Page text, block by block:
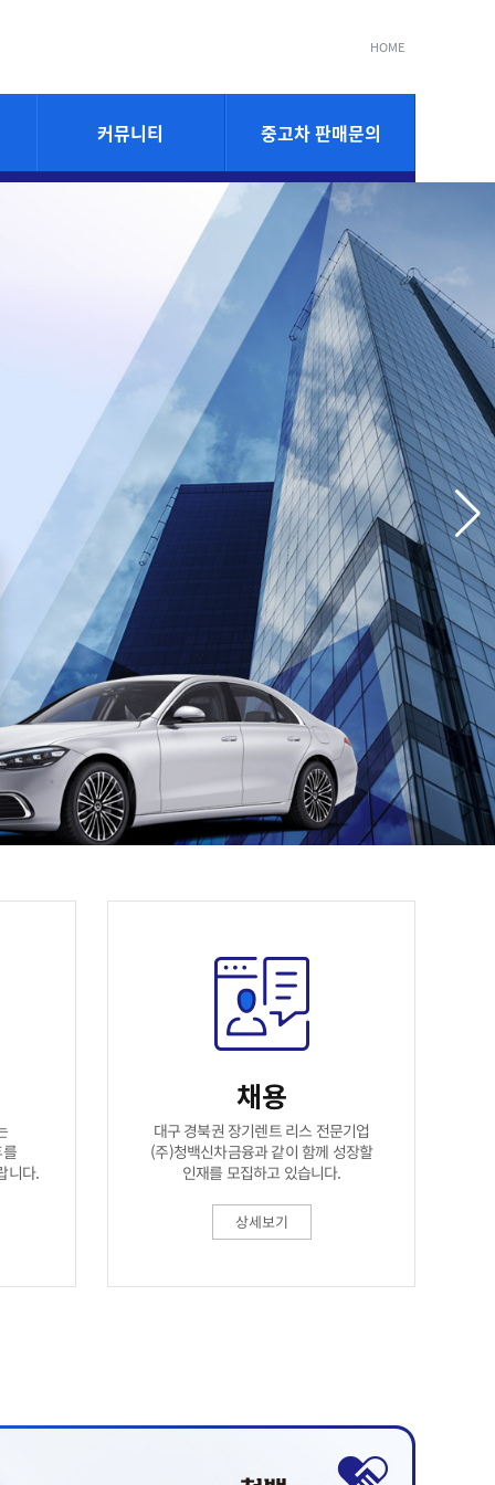
HOME
커뮤니티 중고차 판매문의
중고차 판매문의
니다.
채용
대구 경북권 장기렌트 리스 전문기업
(주)청백신차금융과 같이 함께 성장할
인재를 모집하고 있습니다.
상세보기